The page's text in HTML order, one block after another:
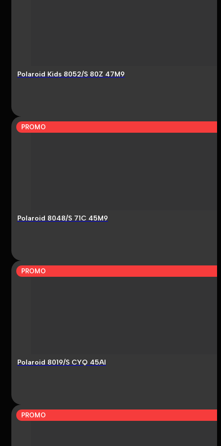
Polaroid Kids 8052/S 80Z 47M9
PROMO
Polaroid 8048/S 71C 45M9
PROMO
Polaroid 8019/S CYQ 45AI
PROMO